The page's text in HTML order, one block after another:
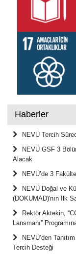
Haberler
NEVÜ Tercih
NEVÜ GSF 3
Alacak
NEVÜ’de 3
NEVÜ Doğal ve
(DOKUMAD)'nın İlk
Rektör Aktekin,
Lansmanı”
NEVÜ’den
Tercih Desteği